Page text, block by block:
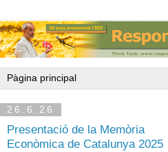
26.6.26
Presentació de la Memòria
Econòmica de Catalunya 2025